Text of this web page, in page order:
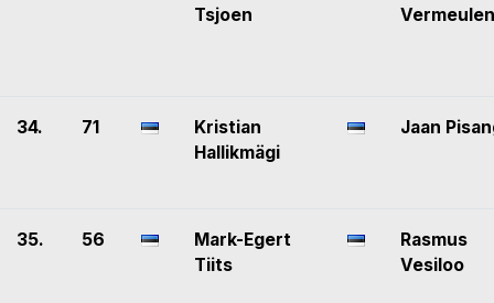
Tsjoen
Vermeulen
34. 71
Kristian
Hallikmägi
Jaan
35. 56
Mark-Egert
Tiits
Rasmus
Vesiloo